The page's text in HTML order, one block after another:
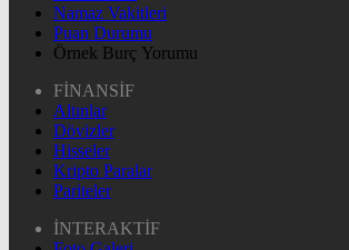
Namaz Vakitleri
Puan Durumu
Örnek Burç Yorumu
FİNANSİF
Altınlar
Dövizler
Hisseler
Kripto Paralar
Pariteler
İNTERAKTİF